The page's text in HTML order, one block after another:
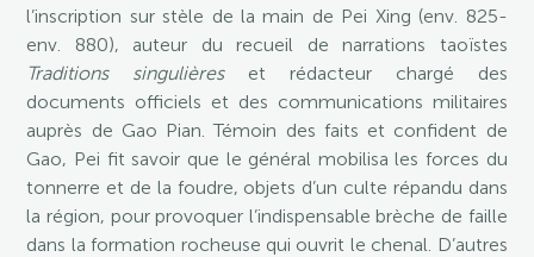
l’inscription sur stèle de la main de Pei Xing (env. 825-
env. 880), auteur du recueil de narrations taoïstes
Traditions singulièreset rédacteur chargé des
documents officiels et des communications militaires
auprès de Gao Pian. Témoin des faits et confident de
Gao, Pei fit savoir que le général mobilisa les forces du
tonnerre et de la foudre, objets d’un culte répandu dans
la région, pour provoquer l’indispensable brèche de faille
dans la formation rocheuse qui ouvrit le chenal. D’autres